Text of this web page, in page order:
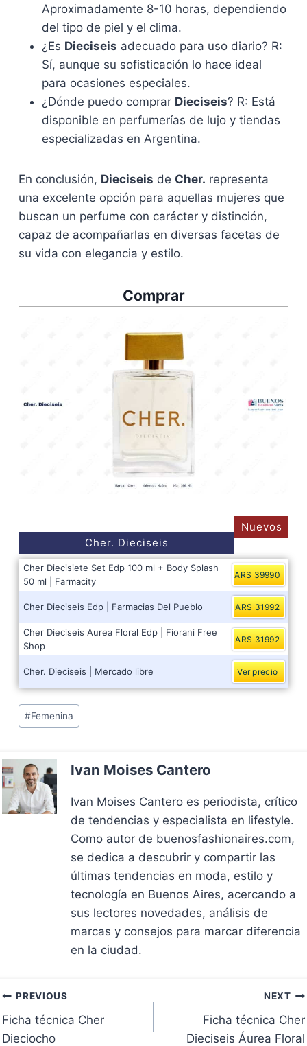
Aproximadamente 8-10 horas, dependiendo
del tipo de piel y el clima.
¿Es Dieciseis adecuado para uso diario? R:
Sí, aunque su sofisticación lo hace ideal
para ocasiones especiales.
¿Dónde puedo comprar Dieciseis? R: Está
disponible en perfumerías de lujo y tiendas
especializadas en Argentina.
En conclusión, Dieciseis de Cher. representa
una excelente opción para aquellas mujeres que
buscan un perfume con carácter y distinción,
capaz de acompañarlas en diversas facetas de
su vida con elegancia y estilo.
Comprar
Cher. Dieciseis
Nuevos
Cher Diecisiete Set Edp 100 ml + Body Splash
50 ml | Farmacity
ARS 39990
Cher Dieciseis Edp | Farmacias Del Pueblo ARS 31992
Cher Dieciseis Aurea Floral Edp | Fiorani Free
Shop
ARS 31992
Cher. Dieciseis | Mercado libre Ver precio
Post
Tags:
#Femenina
Ivan Moises Cantero
Ivan Moises Cantero es periodista, crítico
de tendencias y especialista en lifestyle.
Como autor de buenosfashionaires.com,
se dedica a descubrir y compartir las
últimas tendencias en moda, estilo y
tecnología en Buenos Aires, acercando a
sus lectores novedades, análisis de
marcas y consejos para marcar diferencia
en la ciudad.
Navegación
de
PREVIOUS
Ficha técnica Cher
Dieciocho
NEXT
Ficha técnica Cher
Dieciseis Áurea Floral